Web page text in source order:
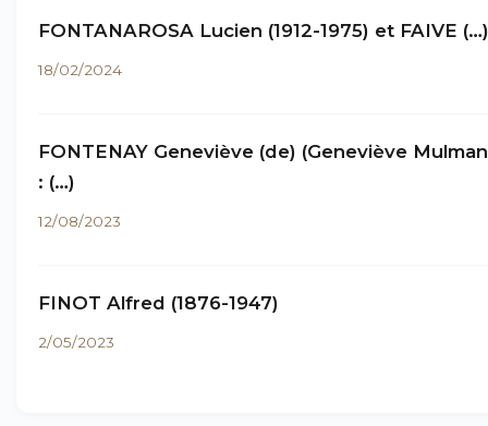
FONTANAROSA Lucien (1912-1975) et FAIVE (…)
18/02/2024
FONTENAY Geneviève (de) (Geneviève
: (…)
12/08/2023
FINOT Alfred (1876-1947)
2/05/2023